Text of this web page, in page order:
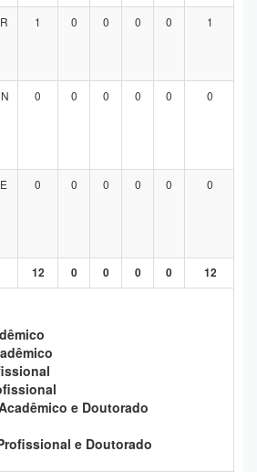
1 0 0 0 0 1
0 0 0 0 0 0
0 0 0 0 0 0
12 0 0 0 0 12
e Doutorado
e Doutorado